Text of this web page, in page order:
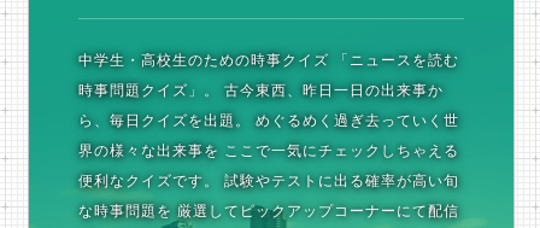
中学生・高校生のための時事クイズ 「ニュースを読む
時事問題クイズ」。
古今東西、昨日一日の出来事か
ら、毎日クイズを出題。
めぐるめく過ぎ去っていく世
界の様々な出来事を ここで一気にチェックしちゃえる
便利なクイズです。
試験やテストに出る確率が高い旬
な時事問題を 厳選してピックアップコーナーにて配信